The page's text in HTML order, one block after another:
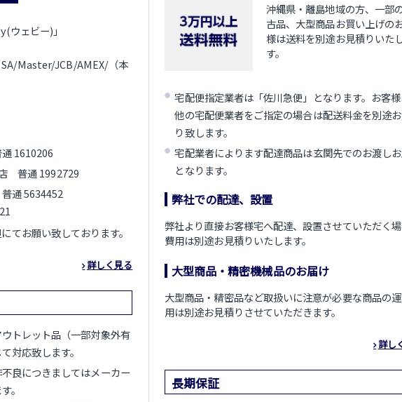
ウェビー)」
Master/JCB/AMEX/（本
1610206
普通 1992729
通 5634452
てお願い致しております。
詳しく見る
トレット品（一部対象外有
対応致します。
良につきましてはメーカー
。
沖縄県・離島地域の方、一部
古品、大型商品お買い上げの
様は送料を別途お見積りいた
す。
宅配便指定業者は「佐川急便」となります。お客
他の宅配便業者をご指定の場合は配送料金を別途
り致します。
宅配業者によります配達商品は玄関先でのお渡し
となります。
弊社での配達、設置
弊社より直接お客様宅へ配達、設置させていただく
費用は別途お見積りいたします。
大型商品・精密機械品のお届け
大型商品・精密品など取扱いに注意が必要な商品の
用は別途お見積りさせていただきます。
詳し
長期保証